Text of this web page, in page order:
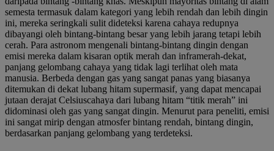
semesta termasuk dalam kategori yang lebih rendah dan lebih dingin
ini, mereka seringkali sulit dideteksi karena cahaya redupnya
dibayangi oleh bintang-bintang besar yang lebih jarang tetapi lebih
cerah. Para astronom mengenali bintang-bintang dingin dengan
emisi mereka dalam kisaran optik merah dan inframerah-dekat,
panjang gelombang cahaya yang tidak lagi terlihat oleh mata
manusia. Berbeda dengan gas yang sangat panas yang biasanya
ditemukan di dekat lubang hitam supermasif, yang dapat mencapai
jutaan derajat Celsiuscahaya dari lubang hitam “titik merah” ini
didominasi oleh gas yang sangat dingin. Menurut para peneliti, emisi
ini sangat mirip dengan atmosfer bintang rendah, bintang dingin,
berdasarkan panjang gelombang yang terdeteksi.